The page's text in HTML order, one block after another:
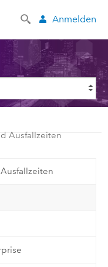
Anmelden
Ausfallzeiten